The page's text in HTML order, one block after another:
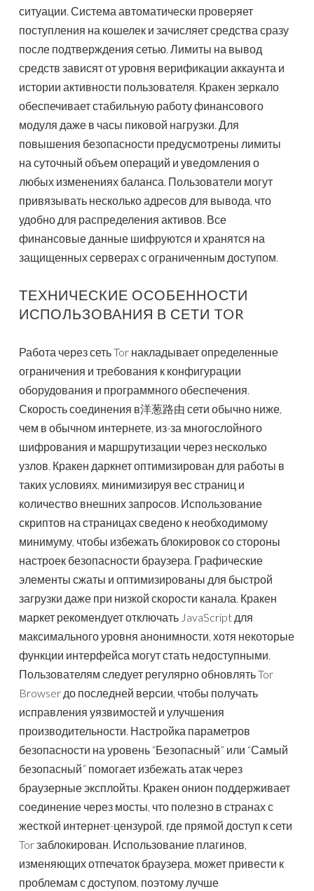
ситуации. Система автоматически проверяет
поступления на кошелек и зачисляет средства сразу
после подтверждения сетью. Лимиты на вывод
средств зависят от уровня верификации аккаунта и
истории активности пользователя. Кракен зеркало
обеспечивает стабильную работу финансового
модуля даже в часы пиковой нагрузки. Для
повышения безопасности предусмотрены лимиты
на суточный объем операций и уведомления о
любых изменениях баланса. Пользователи могут
привязывать несколько адресов для вывода, что
удобно для распределения активов. Все
финансовые данные шифруются и хранятся на
защищенных серверах с ограниченным доступом.
ТЕХНИЧЕСКИЕ ОСОБЕННОСТИ
ИСПОЛЬЗОВАНИЯ В СЕТИ TOR
Работа через сеть Tor накладывает определенные
ограничения и требования к конфигурации
оборудования и программного обеспечения.
Скорость соединения в洋葱路由 сети обычно ниже,
чем в обычном интернете, из-за многослойного
шифрования и маршрутизации через несколько
узлов. Кракен даркнет оптимизирован для работы в
таких условиях, минимизируя вес страниц и
количество внешних запросов. Использование
скриптов на страницах сведено к необходимому
минимуму, чтобы избежать блокировок со стороны
настроек безопасности браузера. Графические
элементы сжаты и оптимизированы для быстрой
загрузки даже при низкой скорости канала. Кракен
маркет рекомендует отключать JavaScript для
максимального уровня анонимности, хотя некоторые
функции интерфейса могут стать недоступными.
Пользователям следует регулярно обновлять Tor
Browser до последней версии, чтобы получать
исправления уязвимостей и улучшения
производительности. Настройка параметров
безопасности на уровень “Безопасный” или “Самый
безопасный” помогает избежать атак через
браузерные эксплойты. Кракен онион поддерживает
соединение через мосты, что полезно в странах с
жесткой интернет-цензурой, где прямой доступ к сети
Tor заблокирован. Использование плагинов,
изменяющих отпечаток браузера, может привести к
проблемам с доступом, поэтому лучше